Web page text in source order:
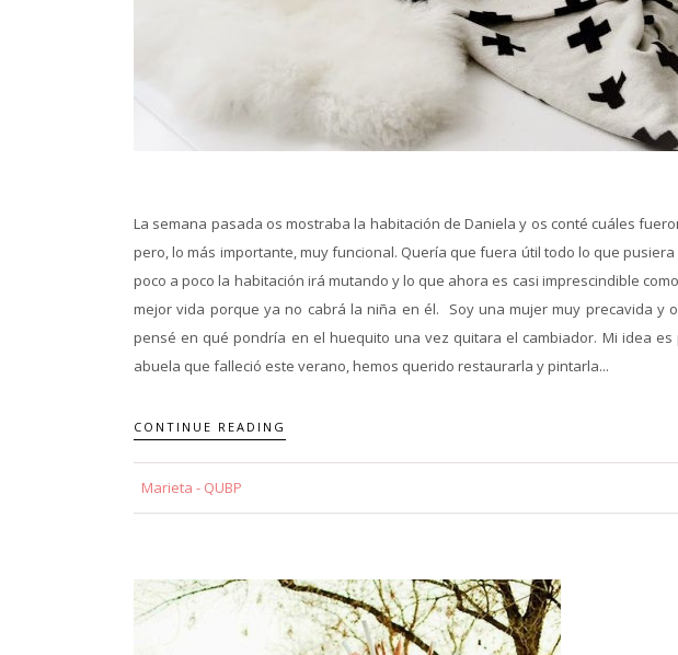
La semana pasada os mostraba la habitación de Daniela y os conté cuáles
pero, lo más importante, muy funcional. Quería que fuera útil todo lo que
poco a poco la habitación irá mutando y lo que ahora es casi imprescindible
mejor vida porque ya no cabrá la niña en él. Soy una mujer muy precavida y
pensé en qué pondría en el huequito una vez quitara el cambiador. Mi idea
abuela que falleció este verano, hemos querido restaurarla y pintarla...
CONTINUE READING
Marieta - QUBP